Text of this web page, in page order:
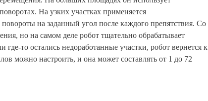
На узких участках применяется
на заданный угол после каждого препятствия. Со
но на самом деле робот тщательно обрабатывает
то остались недоработанные участки, робот вернется к
можно настроить, и она может составлять от 1 до 72